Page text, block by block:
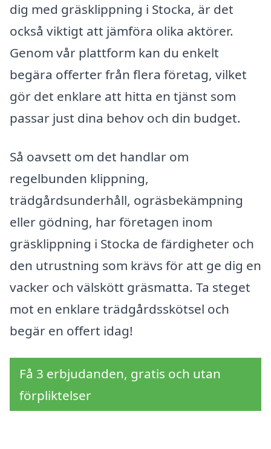
dig med gräsklippning i Stocka, är det
också viktigt att jämföra olika aktörer.
Genom vår plattform kan du enkelt
begära offerter från flera företag, vilket
gör det enklare att hitta en tjänst som
passar just dina behov och din budget.
Så oavsett om det handlar om
regelbunden klippning,
trädgårdsunderhåll, ogräsbekämpning
eller gödning, har företagen inom
gräsklippning i Stocka de färdigheter och
den utrustning som krävs för att ge dig en
vacker och välskött gräsmatta. Ta steget
mot en enklare trädgårdsskötsel och
begär en offert idag!
Få 3 erbjudanden, gratis och utan
förpliktelser